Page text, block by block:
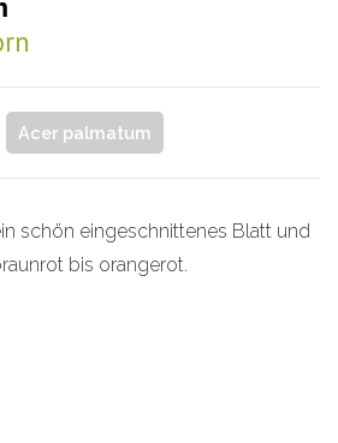
Acer palmatum
schön eingeschnittenes Blatt und
bis orangerot.